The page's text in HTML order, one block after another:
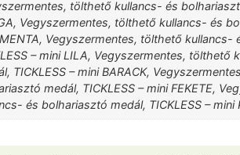
tölthető kullancs- és
Vegyszermentes, tölthető kullancs- és
Vegyszermentes, tölthető kullancs-
– mini LILA, Vegyszermentes, tölthető
TICKLESS – mini BARACK,
medál, TICKLESS – mini FEKETE,
és bolhariasztó medál, TICKLESS – mini